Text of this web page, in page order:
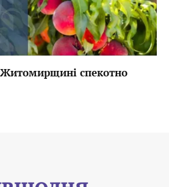
Житомирщині спекотно